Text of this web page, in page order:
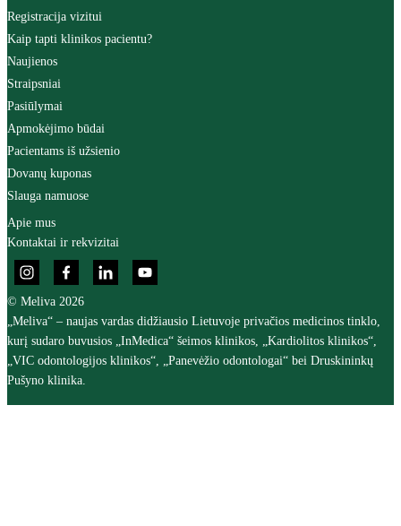
Registracija vizitui
Kaip tapti klinikos pacientu?
Naujienos
Straipsniai
Pasiūlymai
Apmokėjimo būdai
Pacientams iš užsienio
Dovanų kuponas
Slauga namuose
Apie mus
Kontaktai ir rekvizitai
© Meliva 2026
„Meliva“ – naujas vardas didžiausio Lietuvoje privačios medicinos tinklo,
kurį sudaro buvusios „InMedica“ šeimos klinikos, „Kardiolitos klinikos“,
„VIC odontologijos klinikos“, „Panevėžio odontologai“ bei Druskininkų
Pušyno klinika.